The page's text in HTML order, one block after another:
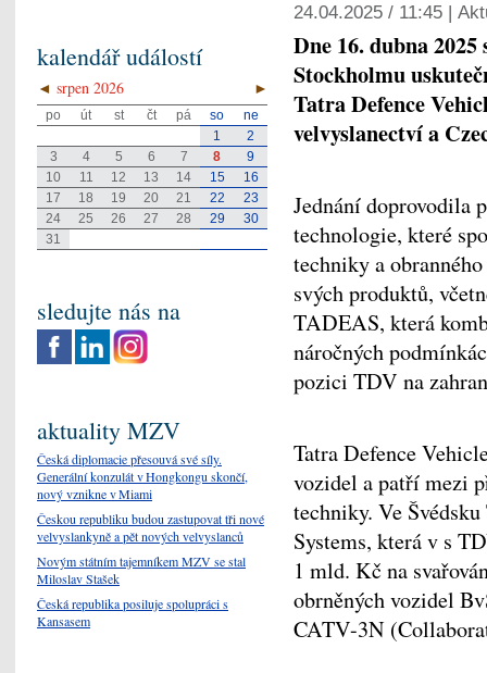
24.04.2025 / 11:45 |
Dne 16. dubna
Stockholmu
Tatra Defence
velvyslanectví a
Jednání doprovodila
technologie, které
techniky a
svých produktů,
TADEAS, která
náročných
pozici TDV na
Tatra Defence
vozidel a patří mezi
techniky. Ve
Systems, která v s
1 mld. Kč na
obrněných vozidel
CATV-3N
kalendář událostí
◄ ►
srpen 2026
po út st čt pá so
ne
1
2
3
4 5 6 7 8
9
10
11 12 13 14 15
16
17
18 19 20 21 22
23
24
25 26 27 28 29
30
31
sledujte nás na
aktuality MZV
Česká diplomacie přesouvá své síly.
Generální konzulát v Hongkongu skončí,
nový vznikne v Miami
Českou republiku budou zastupovat tři nové
velvyslankyně a pět nových velvyslanců
Novým státním tajemníkem MZV se stal
Miloslav Stašek
Česká republika posiluje spolupráci s
Kansasem